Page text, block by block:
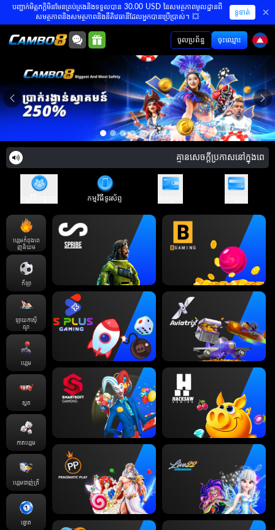
បញ្ជាក់មិត្តភក្តិមិនមែនគ្រប់គ្រងនិងទទួលបាន 30.00 USD នៃសមត្ថភាពមូលដ្ឋានពី
សមត្ថភាពនិងសមត្ថភាពនិងនីតិវេធានីដែលអ្នកបានប្រើប្រាស់។ 💥
ទូទាត់
ចុះឈ្មោះ
ចូលប្រព័ន្ធ
គ្មានសេចក្តីប្រកាសនៅក្នុងពេល
កម្មវិធីទូរស័ព្ទ
ហ្គេមកំពុងពេ
ញនិយម
កីឡា
ឡាយកាសុី
ណូ
ហ្គេម
ស្លត
កាតហ្គេម
ហ្គេមបាញ់ត្រី
ឆ្នោត